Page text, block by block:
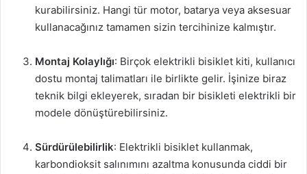
kurabilirsiniz. Hangi tür motor, batarya veya aksesuar
kullanacağınız tamamen sizin tercihinize kalmıştır.
Montaj Kolaylığı: Birçok elektrikli bisiklet kiti, kullanıcı
dostu montaj talimatları ile birlikte gelir. İşinize biraz
teknik bilgi ekleyerek, sıradan bir bisikleti elektrikli bir
modele dönüştürebilirsiniz.
Sürdürülebilirlik: Elektrikli bisiklet kullanmak,
karbondioksit salınımını azaltma konusunda ciddi bir